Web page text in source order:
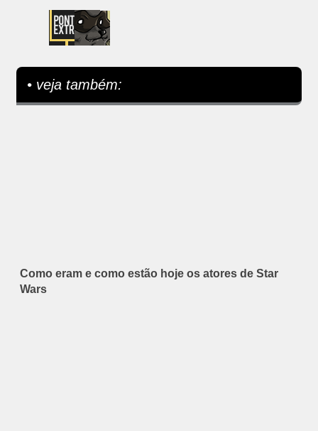
• veja também:
Como eram e como estão hoje os atores de Star
Wars